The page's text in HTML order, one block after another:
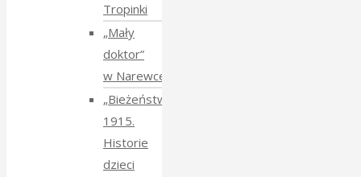
Tropinki
„Mały
doktor”
w Narewce
„Bieżeństwo
1915.
Historie
dzieci